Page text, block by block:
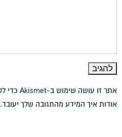
אתר זו עושה שימוש ב-Akismet כדי לסנן תגובות זבל.
אודות איך המידע מהתגובה שלך יעובד.